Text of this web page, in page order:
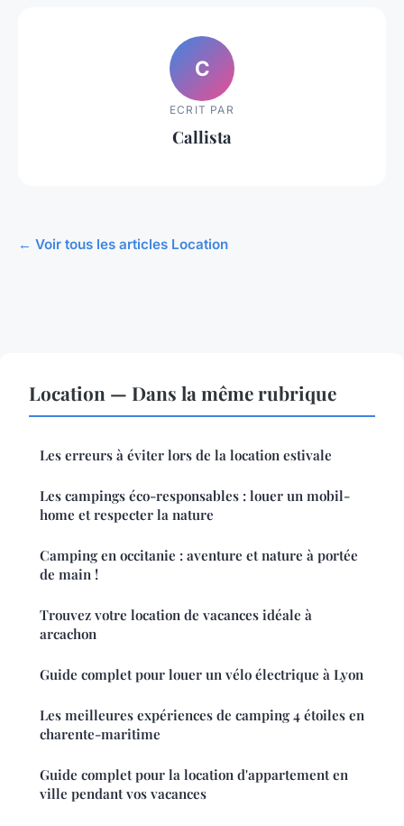
C
ECRIT PAR
Callista
← Voir tous les articles Location
Location — Dans la même rubrique
Les erreurs à éviter lors de la location estivale
Les campings éco-responsables : louer un mobil-
home et respecter la nature
Camping en occitanie : aventure et nature à portée
de main !
Trouvez votre location de vacances idéale à
arcachon
Guide complet pour louer un vélo électrique à Lyon
Les meilleures expériences de camping 4 étoiles en
charente-maritime
Guide complet pour la location d'appartement en
ville pendant vos vacances